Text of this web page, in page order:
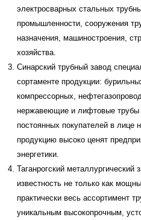
электросварных стальных
промышленности, сооружения
назначения, машиностроения,
хозяйства.
Синарский трубный завод
сортаменте продукции:
компрессорных,
нержавеющие и лифтовые трубы
постоянных покупателей в
продукцию высоко ценят
энергетики.
Таганрогский
известность не только как
практически весь ассортимент
уникальным высокопрочным,